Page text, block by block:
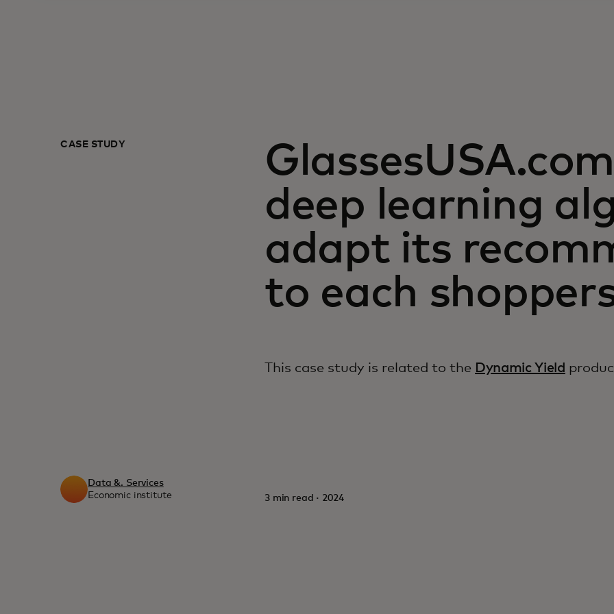
CASE STUDY
deep learning
adapt its
to each
This case study is related to the Dynamic Yield
Data &. Services
Economic institute
3 min read · 2024